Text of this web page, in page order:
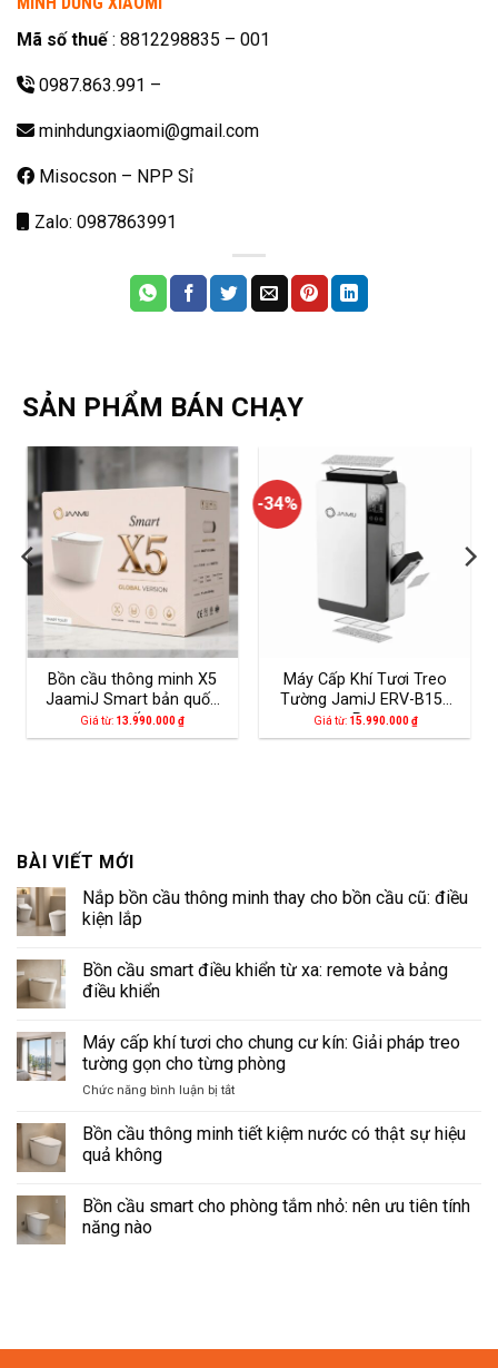
Mã số thuế: 8812298835 – 001
0987.863.991 –
minhdungxiaomi@gmail.com
Misocson – NPP Sỉ
Zalo: 0987863991
SẢN PHẨM BÁN CHẠY
Bồn cầu thông minh X5
JaamiJ Smart bản quốc
tế
Giá từ: 13.990.000₫
-34%
Máy Cấp Khí Tươi Treo
Tường JamiJ ERV-B150
Pro
Giá từ: 15.990.000₫
BÀI VIẾT MỚI
Nắp bồn cầu thông minh thay cho bồn cầu cũ: điều
kiện lắp
bình
luận
ở
cầu
thông
minh
thay
cầu
cũ:
điều
Bồn cầu smart điều khiển từ xa: remote và bảng
điều khiển
bình
luận
ở
Bồn
điều
khiển
từ
và
bảng
điều
Máy cấp khí tươi cho chung cư kín: Giải pháp treo
tường gọn cho từng phòng
Chức năng bình luận bị tắtở
cấp
chung
cho
Bồn cầu thông minh tiết kiệm nước có thật sự hiệu
quả không
bình
luận
ở
có
Bồn cầu smart cho phòng tắm nhỏ: nên ưu tiên tính
năng nào
smart